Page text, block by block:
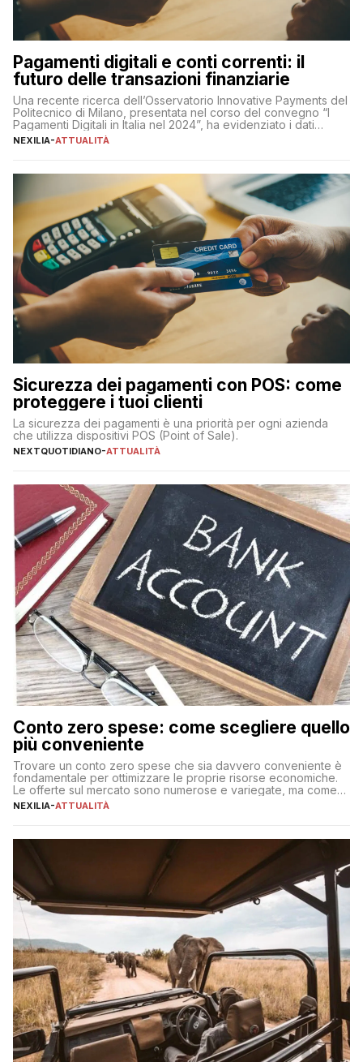
Pagamenti digitali e conti correnti: il
futuro delle transazioni finanziarie
Una recente ricerca dell’Osservatorio Innovative Payments del
Politecnico di Milano, presentata nel corso del convegno “I
Pagamenti Digitali in Italia nel 2024”, ha evidenziato i dati
definitivi del primo semestre 2024 relativamente alle
NEXILIA-ATTUALITÀ
Sicurezza dei pagamenti con POS: come
proteggere i tuoi clienti
La sicurezza dei pagamenti è una priorità per ogni azienda
che utilizza dispositivi POS (Point of Sale).
NEXTQUOTIDIANO-ATTUALITÀ
Conto zero spese: come scegliere quello
più conveniente
Trovare un conto zero spese che sia davvero conveniente è
fondamentale per ottimizzare le proprie risorse economiche.
Le offerte sul mercato sono numerose e variegate, ma come
individuare quella più adatta alle proprie esigenze senza
sul […]
NEXILIA-ATTUALITÀ